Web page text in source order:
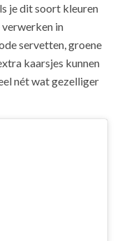
je dit soort kleuren
in
servetten, groene
kaarsjes kunnen
nét wat gezelliger